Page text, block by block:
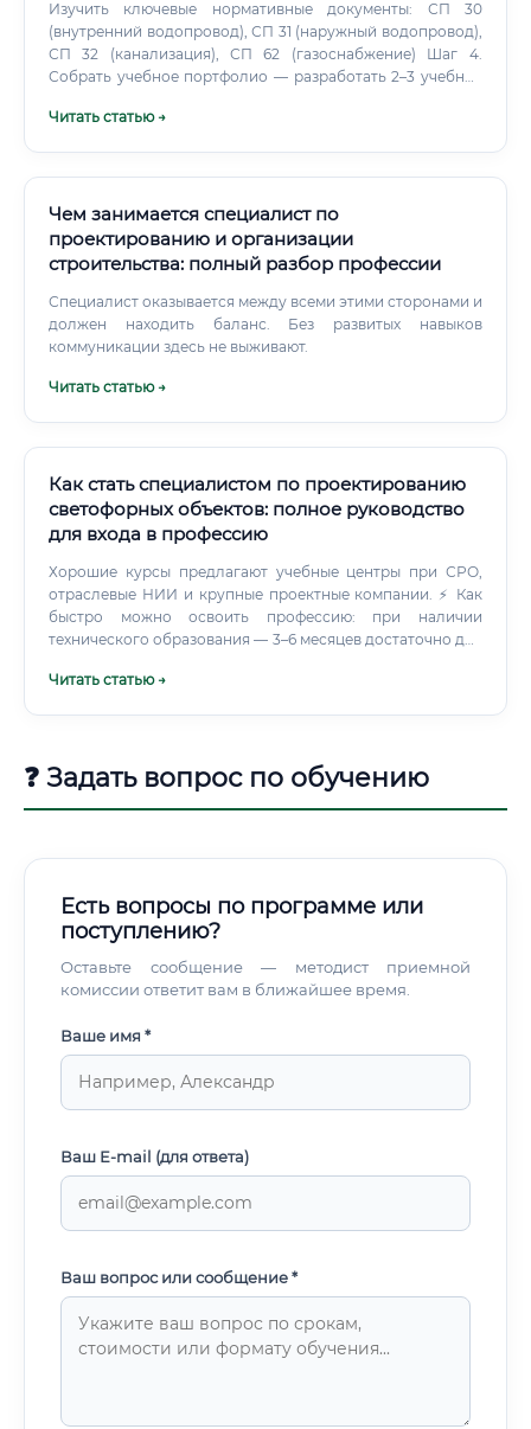
Изучить ключевые нормативные документы: СП 30
(внутренний водопровод), СП 31 (наружный водопровод),
СП 32 (канализация), СП 62 (газоснабжение) Шаг 4.
Собрать учебное портфолио — разработать 2–3 учебных
Читать статью →
Чем занимается специалист по
проектированию и организации
строительства: полный разбор профессии
Специалист оказывается между всеми этими сторонами и
должен находить баланс. Без развитых навыков
коммуникации здесь не выживают.
Читать статью →
Как стать специалистом по проектированию
светофорных объектов: полное руководство
для входа в профессию
Хорошие курсы предлагают учебные центры при СРО,
отраслевые НИИ и крупные проектные компании. ⚡ Как
быстро можно освоить профессию: при наличии
технического образования — 3–6 месяцев достаточно для
Читать статью →
❓ Задать вопрос по обучению
Есть вопросы по программе или
поступлению?
Оставьте сообщение — методист приемной
комиссии ответит вам в ближайшее время.
Ваше имя *
Ваш E-mail (для ответа)
Ваш вопрос или сообщение *